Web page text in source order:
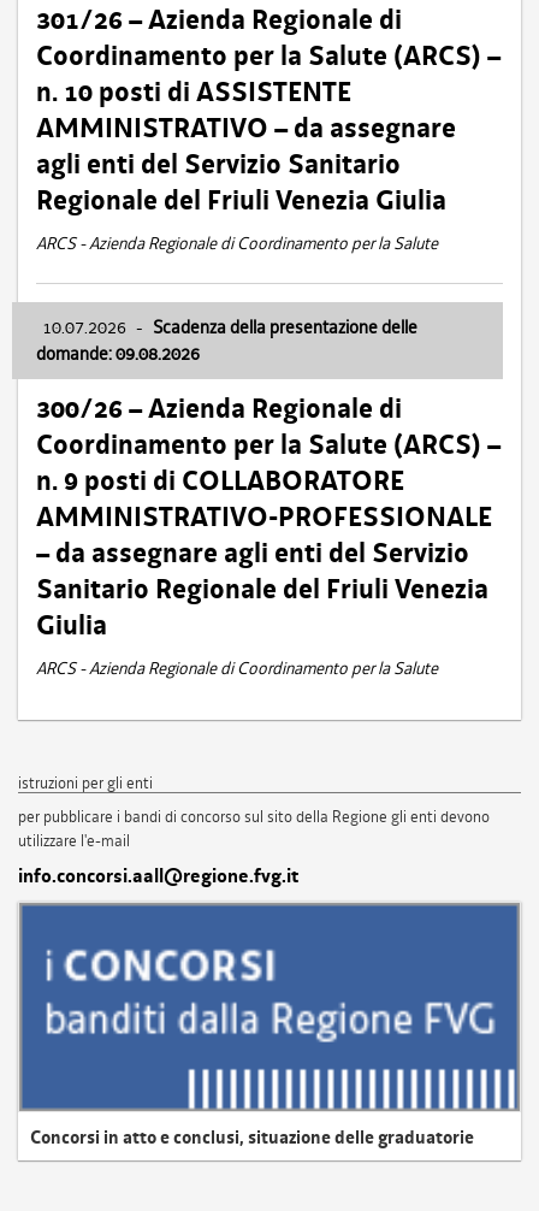
301/26 – Azienda Regionale di
Coordinamento per la Salute (ARCS) –
n. 10 posti di ASSISTENTE
AMMINISTRATIVO – da assegnare
agli enti del Servizio Sanitario
Regionale del Friuli Venezia Giulia
ARCS - Azienda Regionale di Coordinamento per la Salute
10.07.2026 - Scadenza della presentazione delle
domande: 09.08.2026
300/26 – Azienda Regionale di
Coordinamento per la Salute (ARCS) –
n. 9 posti di COLLABORATORE
AMMINISTRATIVO-PROFESSIONALE
– da assegnare agli enti del Servizio
Sanitario Regionale del Friuli Venezia
Giulia
ARCS - Azienda Regionale di Coordinamento per la Salute
istruzioni per gli enti
per pubblicare i bandi di concorso sul sito della Regione gli enti devono
utilizzare l'e-mail
info.concorsi.aall@regione.fvg.it
Concorsi in atto e conclusi, situazione delle graduatorie